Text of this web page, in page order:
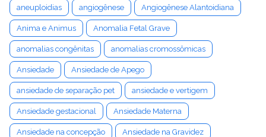
aneuploidias angiogênese Angiogênese Alantoidiana
Anima e Animus Anomalia Fetal Grave
anomalias congênitas anomalias cromossômicas
Ansiedade Ansiedade de Apego
ansiedade de separação pet ansiedade e vertigem
Ansiedade gestacional Ansiedade Materna
Ansiedade na concepção Ansiedade na Gravidez